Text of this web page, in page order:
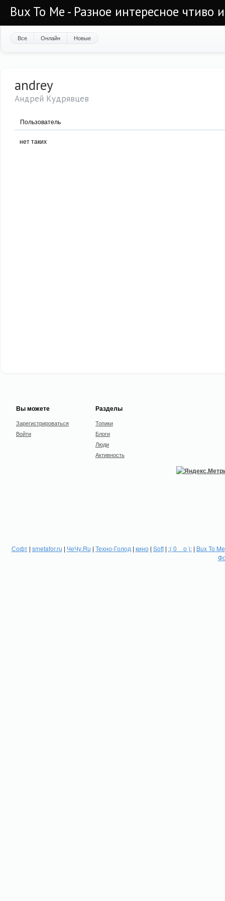
Bux To Me - Разное интересное чтиво
Все Онлайн Новые
andrey
Андрей Кудрявцев
Пользователь
нет таких
Вы можете
Зарегистрироваться
Войти
Разделы
Топики
Блоги
Люди
Активность
Софт| smetafor.ru | ЧеЧу.Ru | Техно-Голод | кино| Soft| :( 0 _ о ):| Bux To Me